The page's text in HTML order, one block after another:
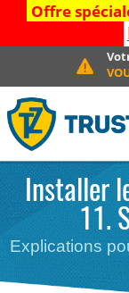
Offre
Installer
11.
Explications